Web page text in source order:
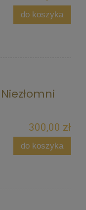
do koszyka
300,00 zł
do koszyka